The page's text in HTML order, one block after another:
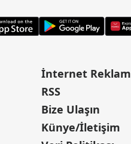
İnternet Reklam
RSS
Bize Ulaşın
Künye/İletişim